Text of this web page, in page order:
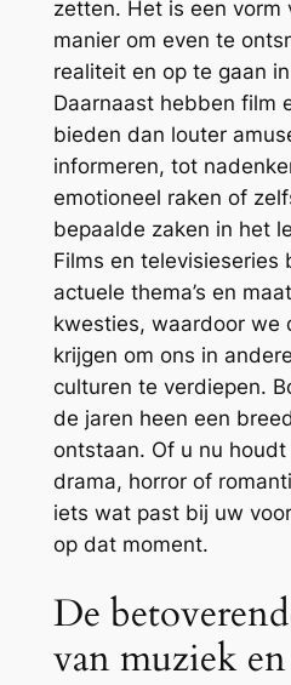
zetten. Het is een vorm
manier om even te
realiteit en op te gaan
Daarnaast hebben film
bieden dan louter
informeren, tot
emotioneel raken of
bepaalde zaken in het
Films en televisieseries
actuele thema’s en
kwesties, waardoor we
krijgen om ons in
culturen te verdiepen.
de jaren heen een
ontstaan. Of u nu
drama, horror of
iets wat past bij uw
op dat moment.
De
van muziek